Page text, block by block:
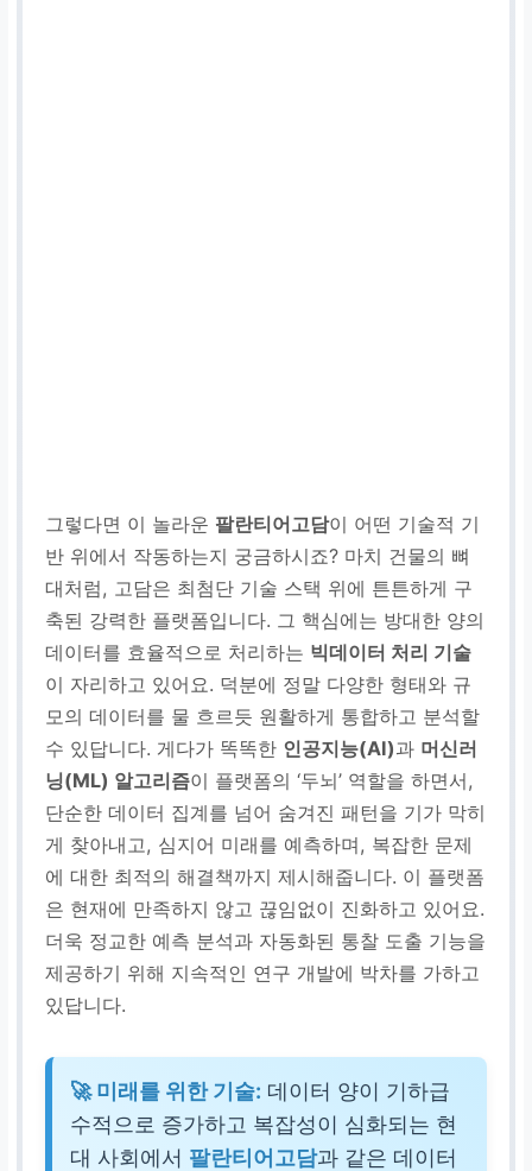
그렇다면 이 놀라운 팔란티어고담이 어떤 기술적 기
반 위에서 작동하는지 궁금하시죠? 마치 건물의 뼈
대처럼, 고담은 최첨단 기술 스택 위에 튼튼하게 구
축된 강력한 플랫폼입니다. 그 핵심에는 방대한 양의
데이터를 효율적으로 처리하는 빅데이터 처리 기술
이 자리하고 있어요. 덕분에 정말 다양한 형태와 규
모의 데이터를 물 흐르듯 원활하게 통합하고 분석할
수 있답니다. 게다가 똑똑한 인공지능(AI)과 머신러
닝(ML) 알고리즘이 플랫폼의 ‘두뇌’ 역할을 하면서,
단순한 데이터 집계를 넘어 숨겨진 패턴을 기가 막히
게 찾아내고, 심지어 미래를 예측하며, 복잡한 문제
에 대한 최적의 해결책까지 제시해줍니다. 이 플랫폼
은 현재에 만족하지 않고 끊임없이 진화하고 있어요.
더욱 정교한 예측 분석과 자동화된 통찰 도출 기능을
제공하기 위해 지속적인 연구 개발에 박차를 가하고
있답니다.
🚀 미래를 위한 기술: 데이터 양이 기하급
수적으로 증가하고 복잡성이 심화되는 현
대 사회에서 팔란티어고담과 같은 데이터